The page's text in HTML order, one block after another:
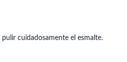
cuidadosamente el esmalte.